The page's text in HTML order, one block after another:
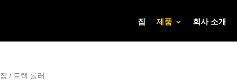
집 제품 회사 소개
집 / 트랙 롤러